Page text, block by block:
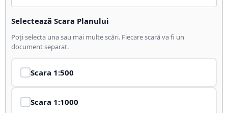
Selectează Scara Planului
Poți selecta una sau mai multe scări. Fiecare scară va fi un
document separat.
Scara 1:500
Scara 1:1000